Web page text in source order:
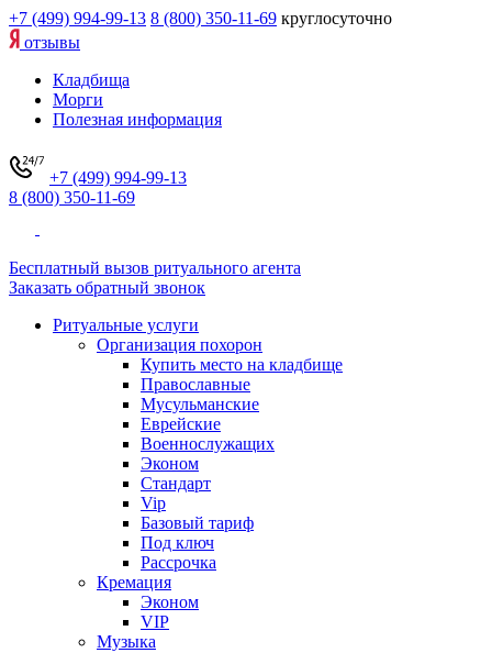
+7 (499) 994-99-13 8 (800) 350-11-69 круглосуточно
отзывы
Кладбища
Морги
Полезная информация
+7 (499) 994-99-13
8 (800) 350-11-69
Бесплатный вызов ритуального агента
Заказать обратный звонок
Ритуальные услуги
Организация похорон
Купить место на кладбище
Православные
Мусульманские
Еврейские
Военнослужащих
Эконом
Стандарт
Vip
Базовый тариф
Под ключ
Рассрочка
Кремация
Эконом
VIP
Музыка